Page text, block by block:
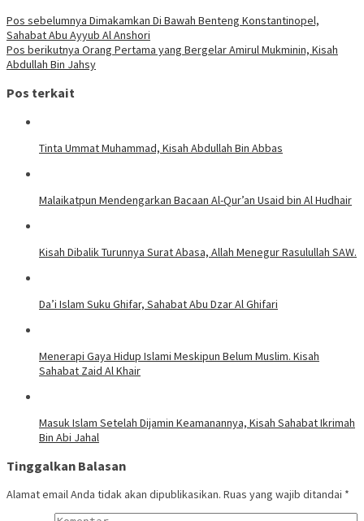
Pos sebelumnya Dimakamkan Di Bawah Benteng Konstantinopel,
Sahabat Abu Ayyub Al Anshori
Pos berikutnya Orang Pertama yang Bergelar Amirul Mukminin, Kisah
Abdullah Bin Jahsy
Pos terkait
Tinta Ummat Muhammad, Kisah Abdullah Bin Abbas
Malaikatpun Mendengarkan Bacaan Al-Qur’an Usaid bin Al Hudhair
Kisah Dibalik Turunnya Surat Abasa, Allah Menegur Rasulullah SAW.
Da’i Islam Suku Ghifar, Sahabat Abu Dzar Al Ghifari
Menerapi Gaya Hidup Islami Meskipun Belum Muslim. Kisah
Sahabat Zaid Al Khair
Masuk Islam Setelah Dijamin Keamanannya, Kisah Sahabat Ikrimah
Bin Abi Jahal
Tinggalkan Balasan
Alamat email Anda tidak akan dipublikasikan. Ruas yang wajib ditandai *